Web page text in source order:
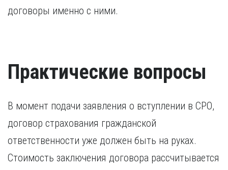
договоры именно с ними.
Практические вопросы
В момент подачи заявления о вступлении в СРО,
договор страхования гражданской
ответственности уже должен быть на руках.
Стоимость заключения договора рассчитывается